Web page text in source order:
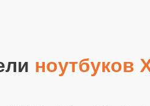
ноутбуков